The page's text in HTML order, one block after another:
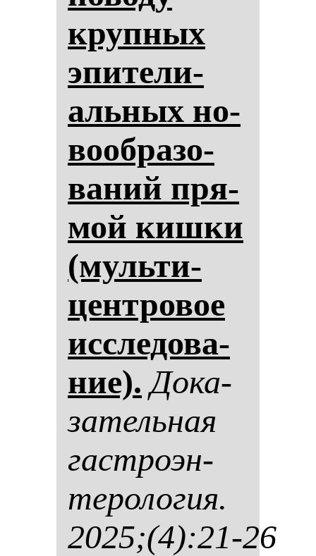
круп­ных
эпи­те­ли­
аль­ных но­
во­об­ра­зо­
ва­ний пря­
мой киш­ки
(муль­ти­
цен­тро­вое
ис­сле­до­ва­
ние). До­ка­
за­тель­ная
гас­тро­эн­
те­ро­ло­гия.
2025;(4):21-26